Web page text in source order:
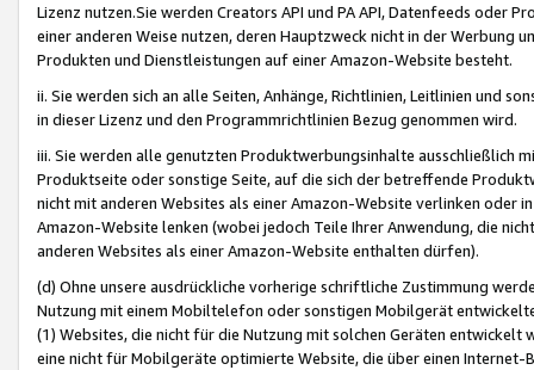
Lizenz nutzen.Sie werden Creators API und PA API, Datenfeeds oder
einer anderen Weise nutzen, deren Hauptzweck nicht in der Werbung
Produkten und Dienstleistungen auf einer Amazon-Website besteht.
ii. Sie werden sich an alle Seiten, Anhänge, Richtlinien, Leitlinien und
in dieser Lizenz und den Programmrichtlinien Bezug genommen wird.
iii. Sie werden alle genutzten Produktwerbungsinhalte ausschließlich
Produktseite oder sonstige Seite, auf die sich der betreffende
nicht mit anderen Websites als einer Amazon-Website verlinken oder
Amazon-Website lenken (wobei jedoch Teile Ihrer Anwendung, die
anderen Websites als einer Amazon-Website enthalten dürfen).
(d) Ohne unsere ausdrückliche vorherige schriftliche Zustimmung
Nutzung mit einem Mobiltelefon oder sonstigen Mobilgerät
(1) Websites, die nicht für die Nutzung mit solchen Geräten
eine nicht für Mobilgeräte optimierte Website, die über einen